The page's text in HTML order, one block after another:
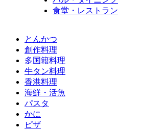
食堂・レストラン
とんかつ
創作料理
多国籍料理
牛タン料理
香港料理
海鮮・活魚
パスタ
かに
ピザ